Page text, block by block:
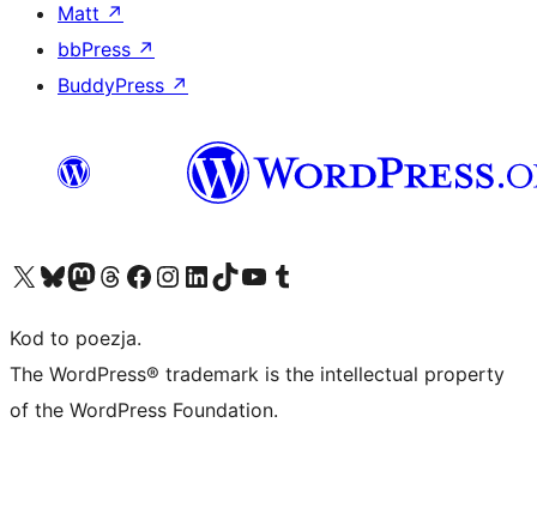
Matt ↗
bbPress ↗
BuddyPress ↗
Odwiedź nasze konto X (dawniej Twitter)
Odwiedź nasze konto Bluesky
Odwiedź nasze konto na Mastodoncie
Odwiedź naszego Threadsa
Odwiedź naszego Facebooka
Odwiedź nasze konto na Instagramie
Odwiedź nasze konto na LinkedIn
Odwiedź naszego TikToka
Odwiedź nasz kanał YouTube
Odwiedź naszego Tumblra
Kod to poezja.
The WordPress® trademark is the intellectual property
of the WordPress Foundation.